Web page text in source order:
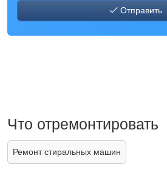
Отправить
Что отремонтировать
Ремонт стиральных машин